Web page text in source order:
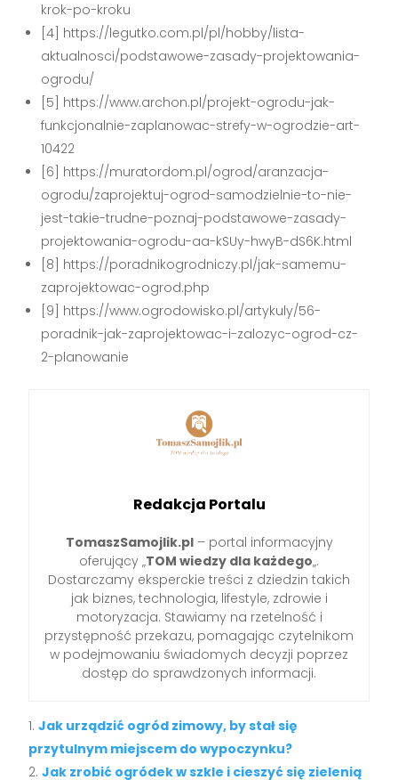
krok-po-kroku
[4] https://legutko.com.pl/pl/hobby/lista-
aktualnosci/podstawowe-zasady-projektowania-
ogrodu/
[5] https://www.archon.pl/projekt-ogrodu-jak-
funkcjonalnie-zaplanowac-strefy-w-ogrodzie-art-
10422
[6] https://muratordom.pl/ogrod/aranzacja-
ogrodu/zaprojektuj-ogrod-samodzielnie-to-nie-
jest-takie-trudne-poznaj-podstawowe-zasady-
projektowania-ogrodu-aa-kSUy-hwyB-dS6K.html
[8] https://poradnikogrodniczy.pl/jak-samemu-
zaprojektowac-ogrod.php
[9] https://www.ogrodowisko.pl/artykuly/56-
poradnik-jak-zaprojektowac-i-zalozyc-ogrod-cz-
2-planowanie
Redakcja Portalu
TomaszSamojlik.pl– portal informacyjny
oferujący „TOM wiedzy dla każdego„.
Dostarczamy eksperckie treści z dziedzin takich
jak biznes, technologia, lifestyle, zdrowie i
motoryzacja. Stawiamy na rzetelność i
przystępność przekazu, pomagając czytelnikom
w podejmowaniu świadomych decyzji poprzez
dostęp do sprawdzonych informacji.
Jak urządzić ogród zimowy, by stał się
przytulnym miejscem do wypoczynku?
Jak zrobić ogródek w szkle i cieszyć się zielenią